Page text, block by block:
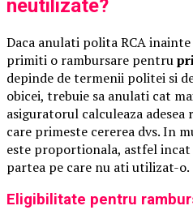
neutilizate?
Daca anulati polita RCA inainte
primiti o rambursare pentru
depinde de termenii politei si
obicei, trebuie sa anulati cat
asiguratorul calculeaza adesea
care primeste cererea dvs. In
este proportionala, astfel
partea pe care nu ati utilizat-o.
Eligibilitate pentru